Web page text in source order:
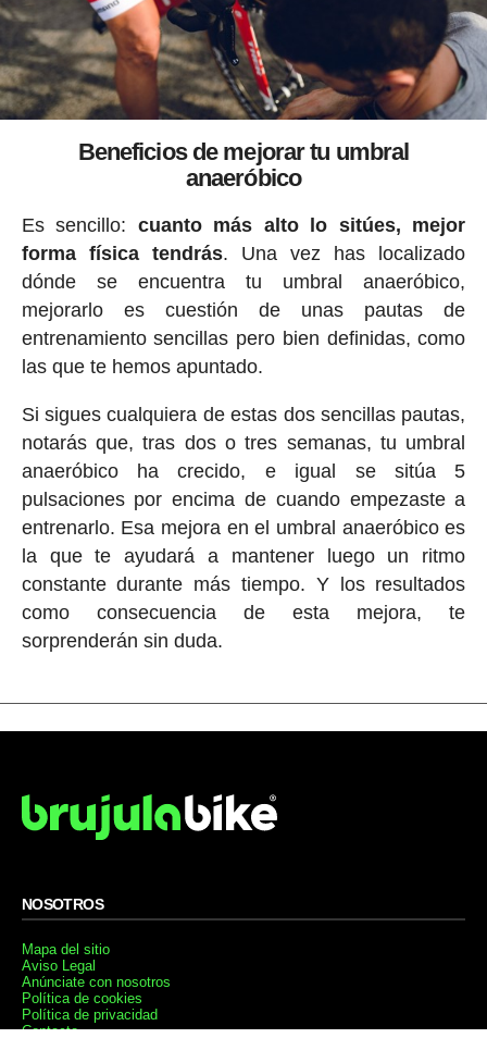
Beneficios de mejorar tu umbral
anaeróbico
Es sencillo: cuanto más alto lo sitúes, mejor
forma física tendrás. Una vez has localizado
dónde se encuentra tu umbral anaeróbico,
mejorarlo es cuestión de unas pautas de
entrenamiento sencillas pero bien definidas, como
las que te hemos apuntado.
Si sigues cualquiera de estas dos sencillas pautas,
notarás que, tras dos o tres semanas, tu umbral
anaeróbico ha crecido, e igual se sitúa 5
pulsaciones por encima de cuando empezaste a
entrenarlo. Esa mejora en el umbral anaeróbico es
la que te ayudará a mantener luego un ritmo
constante durante más tiempo. Y los resultados
como consecuencia de esta mejora, te
sorprenderán sin duda.
NOSOTROS
Mapa del sitio
Aviso Legal
Anúnciate con nosotros
Política de cookies
Política de privacidad
Contacto